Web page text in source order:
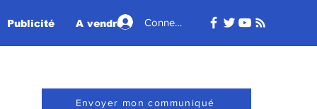
Publicité A vendre - A louer
Connexion
Envoyer mon communiqué